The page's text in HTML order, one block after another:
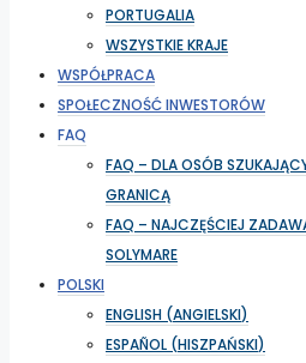
PORTUGALIA
WSZYSTKIE KRAJE
WSPÓŁPRACA
SPOŁECZNOŚĆ INWESTORÓW
FAQ
FAQ – DLA OSÓB
GRANICĄ
FAQ – NAJCZĘŚCIEJ
SOLYMARE
POLSKI
ENGLISH (ANGIELSKI)
ESPAÑOL (HISZPAŃSKI)